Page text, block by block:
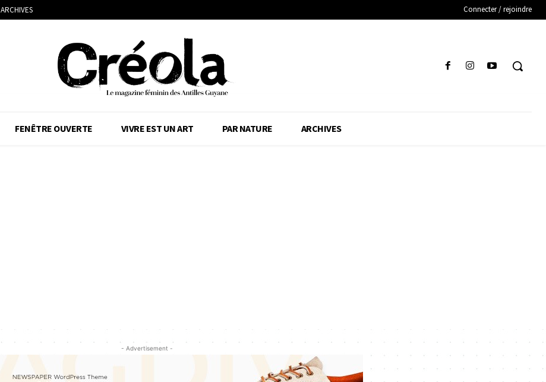
ARCHIVES Connecter / rejoindre
FENÊTRE OUVERTE VIVRE EST UN ART PAR NATURE ARCHIVES
- Advertisement -